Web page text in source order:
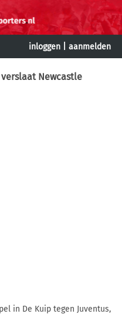
inloggen aanmelden
Newcastle
in De Kuip tegen Juventus,